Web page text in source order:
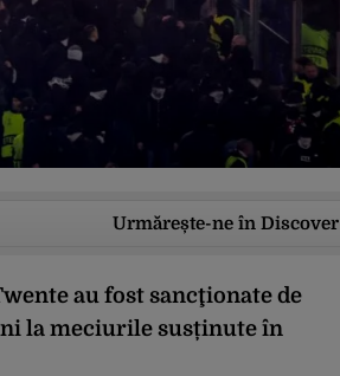
Urmărește-ne în Discover
au fost sancţionate de
la meciurile susținute în